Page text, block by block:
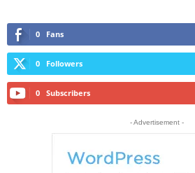
0 Fans
0 Followers
0 Subscribers
- Advertisement -